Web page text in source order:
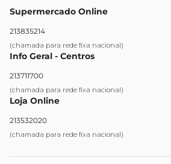
Supermercado Online
213835214
(chamada para rede fixa nacional)
Info Geral - Centros
213711700
(chamada para rede fixa nacional)
Loja Online
213532020
(chamada para rede fixa nacional)